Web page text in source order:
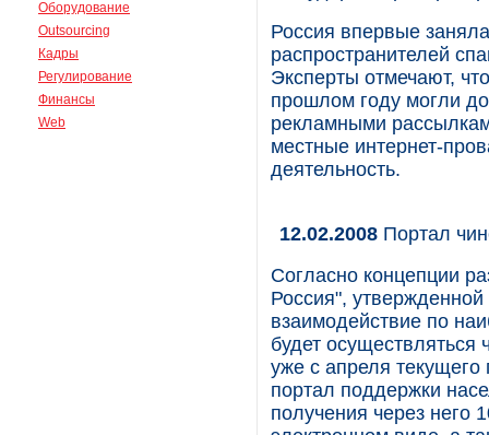
Оборудование
Outsourcing
Кадры
Регулирование
Финансы
Web
Россия впервые
распространителей
Эксперты отмечают,
прошлом году могли
рекламными
местные интернет-
деятельность.
12.02.2008 Портал
Согласно концепции
Россия",
взаимодействие по
будет осуществляться
уже с апреля
портал поддержки
получения через него